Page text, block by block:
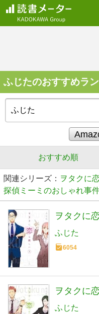
ふじたのおすすめラ
おすすめ順
関連シリーズ： ヲタクに
探偵ミーミのおしゃれ事
ヲタクに
ふじた
6054
ヲタクに
ふじた